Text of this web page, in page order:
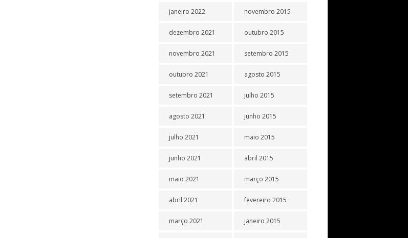
janeiro 2022
dezembro 2021
novembro 2021
outubro 2021
setembro 2021
agosto 2021
julho 2021
junho 2021
maio 2021
abril 2021
março 2021
novembro 2015
outubro 2015
setembro 2015
agosto 2015
julho 2015
junho 2015
maio 2015
abril 2015
março 2015
fevereiro 2015
janeiro 2015